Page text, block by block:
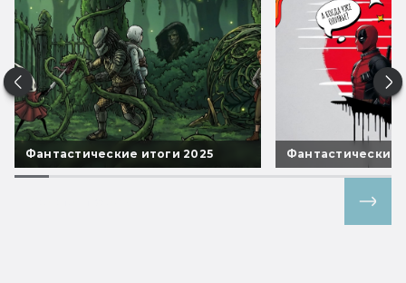
Фантастические итоги 2025 Фантастические